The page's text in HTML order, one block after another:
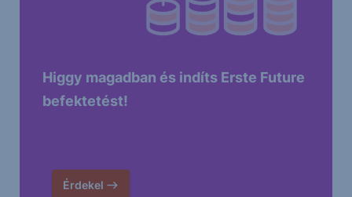
Higgy magadban és indíts Erste Future
befektetést!
Érdekel